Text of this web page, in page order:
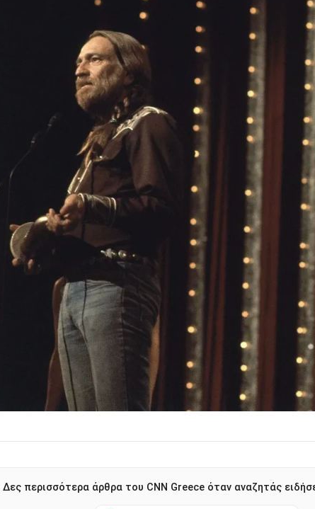
Δες περισσότερα άρθρα του CNN Greece όταν αναζητάς